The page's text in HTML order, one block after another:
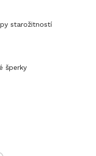
starožitností
šperky